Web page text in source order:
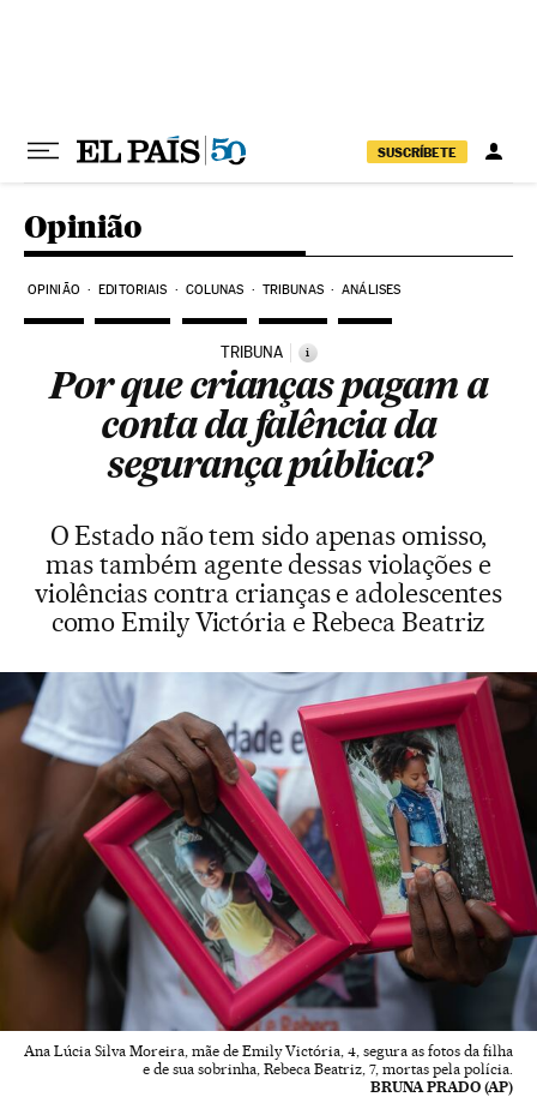
SUSCRÍBETE
Opinião
OPINIÃO EDITORIAIS COLUNAS TRIBUNAS ANÁLISES
TRIBUNA i
Por que crianças pagam a
conta da falência da
segurança pública?
O Estado não tem sido apenas omisso,
mas também agente dessas violações e
violências contra crianças e adolescentes
como Emily Victória e Rebeca Beatriz
Ana Lúcia Silva Moreira, mãe de Emily Victória, 4, segura as fotos da filha
e de sua sobrinha, Rebeca Beatriz, 7, mortas pela polícia.
BRUNA PRADO (AP)